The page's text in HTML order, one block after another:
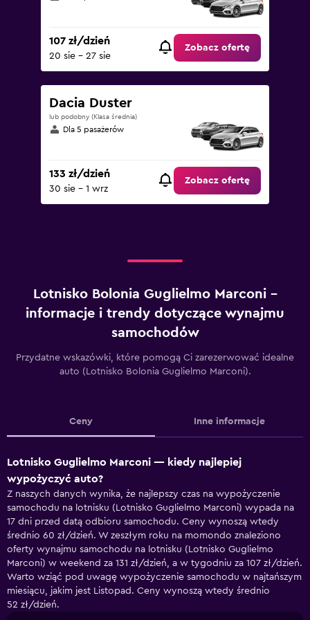
107 zł/dzień
20 sie - 27 sie
Zobacz ofertę
Dacia Duster
lub podobny (Klasa średnia)
Dla 5 pasażerów
133 zł/dzień
30 sie - 1 wrz
Zobacz ofertę
Lotnisko Bolonia Guglielmo Marconi –
informacje i trendy dotyczące wynajmu
samochodów
Przydatne wskazówki, które pomogą Ci zarezerwować idealne
auto (Lotnisko Bolonia Guglielmo Marconi).
Ceny Inne informacje
Lotnisko Guglielmo Marconi — kiedy najlepiej
wypożyczyć auto?
Z naszych danych wynika, że najlepszy czas na wypożyczenie
samochodu na lotnisku (Lotnisko Guglielmo Marconi) wypada na
17 dni przed datą odbioru samochodu. Ceny wynoszą wtedy
średnio 60 zł/dzień. W zeszłym roku na momondo znaleziono
oferty wynajmu samochodu na lotnisku (Lotnisko Guglielmo
Marconi) w weekend za 131 zł/dzień, a w tygodniu za 107 zł/dzień.
Warto wziąć pod uwagę wypożyczenie samochodu w najtańszym
miesiącu, jakim jest Listopad. Ceny wynoszą wtedy średnio
52 zł/dzień.